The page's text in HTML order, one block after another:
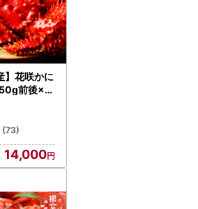
】花咲かに
前後×3
(73)
14,000